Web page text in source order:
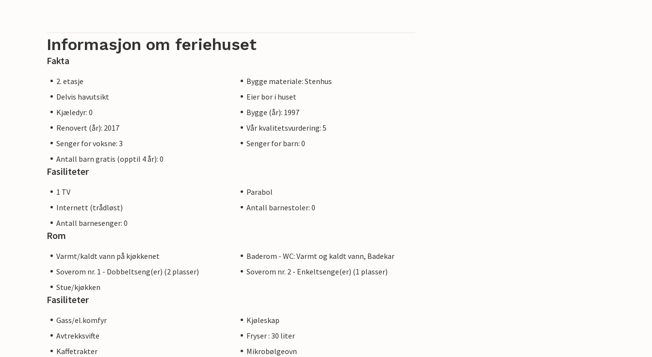
Informasjon om feriehuset
Fakta
2. etasje
Bygge materiale: Stenhus
Delvis havutsikt
Eier bor i huset
Kjæledyr: 0
Bygge (år): 1997
Renovert (år): 2017
Vår kvalitetsvurdering: 5
Senger for voksne: 3
Senger for barn: 0
Antall barn gratis (opptil 4 år): 0
Fasiliteter
1 TV
Parabol
Internett (trådløst)
Antall barnestoler: 0
Antall barnesenger: 0
Rom
Varmt/kaldt vann på kjøkkenet
Baderom - WC: Varmt og kaldt vann, Badekar
Soverom nr. 1 - Dobbeltseng(er) (2 plasser)
Soverom nr. 2 - Enkeltsenge(er) (1 plasser)
Stue/kjøkken
Fasiliteter
Gass/el.komfyr
Kjøleskap
Avtrekksvifte
Fryser : 30 liter
Kaffetrakter
Mikrobølgeovn